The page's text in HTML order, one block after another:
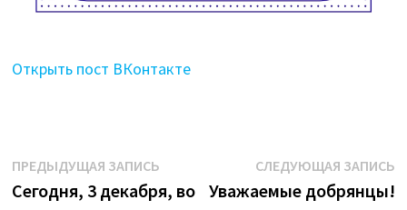
Открыть пост ВКонтакте
Навигация
ПРЕДЫДУЩАЯ ЗАПИСЬПредыдущая
запись:
Сегодня, 3 декабря, во
СЛЕДУЮЩАЯ ЗАПИСЬ
Уважаемые добрянцы!